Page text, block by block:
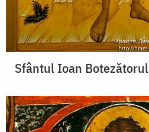
Sfântul Ioan Botezătorul